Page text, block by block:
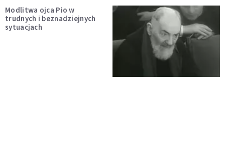
Modlitwa ojca Pio w
trudnych i beznadziejnych
sytuacjach